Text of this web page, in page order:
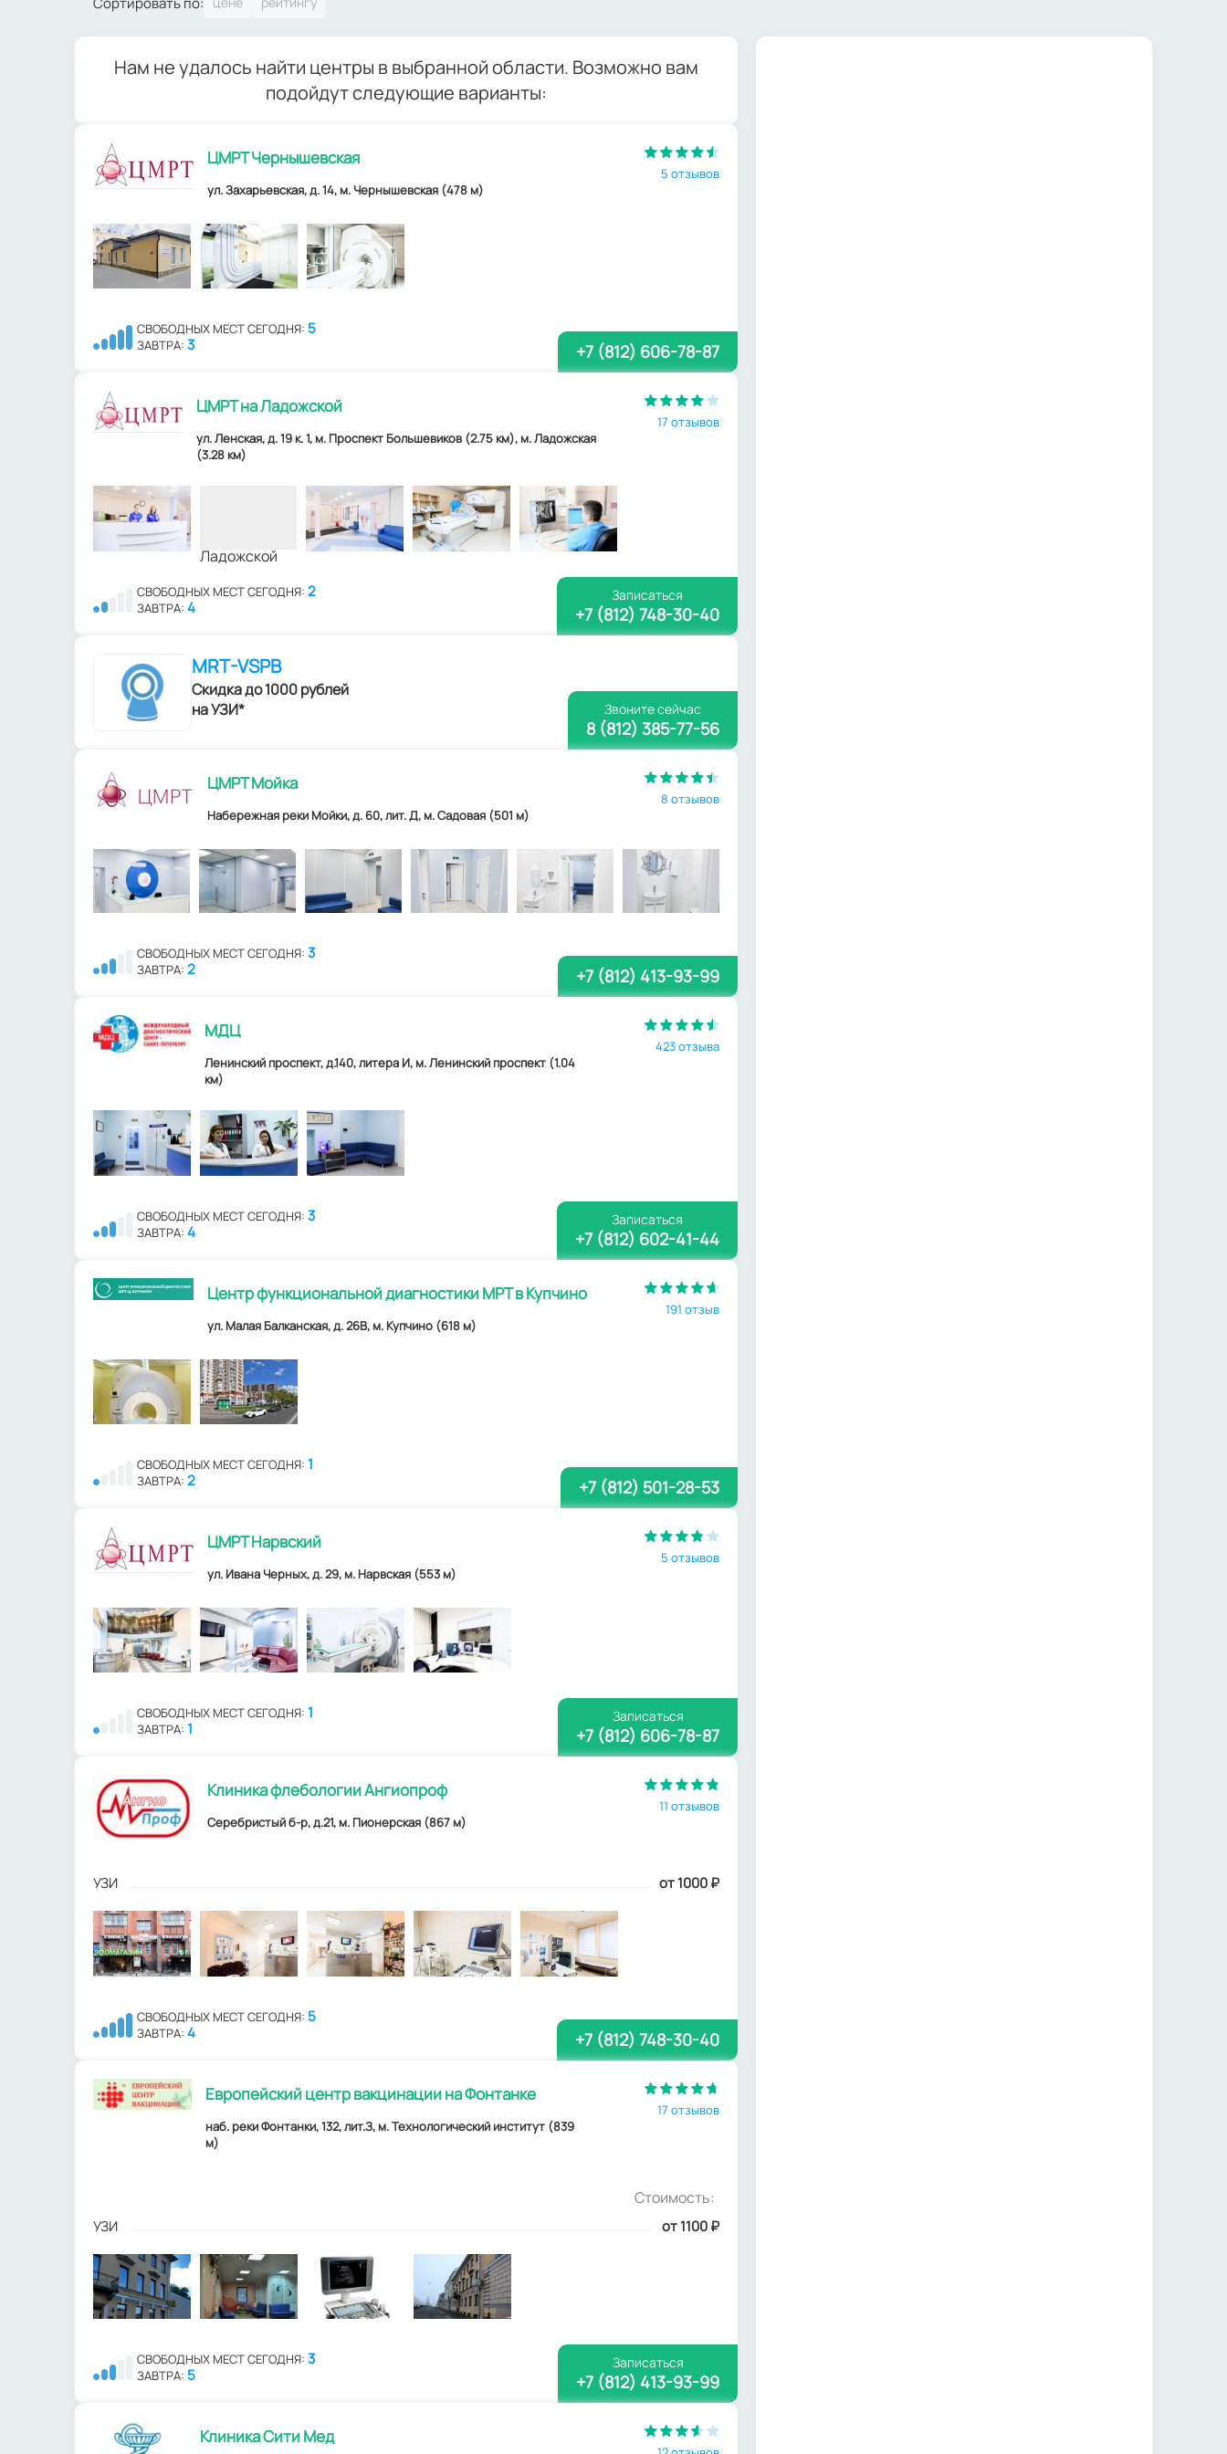
Нам не удалось найти центры в выбранной области. Возможно вам
подойдут следующие варианты:
ЦМРТ Чернышевская
ул. Захарьевская, д. 14, м. Чернышевская (478 м)
5 отзывов
СВОБОДНЫХ МЕСТ СЕГОДНЯ: 5
ЗАВТРА: 3 +7 (812) 606-78-87
ЦМРТ на Ладожской
ул. Ленская, д. 19 к. 1, м. Проспект Большевиков (2.75 км), м. Ладожская
(3.28 км)
17 отзывов
СВОБОДНЫХ МЕСТ СЕГОДНЯ: 2
ЗАВТРА: 4
Записаться
+7 (812) 748-30-40
MRT-VSPB
Скидка до 1000 рублей
на УЗИ*
Звоните сейчас
8 (812) 385-77-56
ЦМРТ Мойка
Набережная реки Мойки, д. 60, лит. Д, м. Садовая (501 м)
8 отзывов
СВОБОДНЫХ МЕСТ СЕГОДНЯ: 3
ЗАВТРА: 2 +7 (812) 413-93-99
МДЦ
Ленинский проспект, д.140, литера И, м. Ленинский проспект (1.04
км)
423 отзыва
СВОБОДНЫХ МЕСТ СЕГОДНЯ: 3
ЗАВТРА: 4
Записаться
+7 (812) 602-41-44
Центр функциональной диагностики МРТ в Купчино
ул. Малая Балканская, д. 26В, м. Купчино (618 м)
191 отзыв
СВОБОДНЫХ МЕСТ СЕГОДНЯ: 1
ЗАВТРА: 2 +7 (812) 501-28-53
ЦМРТ Нарвский
ул. Ивана Черных, д. 29, м. Нарвская (553 м)
5 отзывов
СВОБОДНЫХ МЕСТ СЕГОДНЯ: 1
ЗАВТРА: 1
Записаться
+7 (812) 606-78-87
Клиника флебологии Ангиопроф
Серебристый б-р, д.21, м. Пионерская (867 м)
11 отзывов
УЗИ от 1000₽
СВОБОДНЫХ МЕСТ СЕГОДНЯ: 5
ЗАВТРА: 4 +7 (812) 748-30-40
Европейский центр вакцинации на Фонтанке
наб. реки Фонтанки, 132, лит.З, м. Технологический институт (839
м)
17 отзывов
Стоимость:
УЗИ от 1100₽
СВОБОДНЫХ МЕСТ СЕГОДНЯ: 3
ЗАВТРА: 5
Записаться
+7 (812) 413-93-99
Клиника Сити Мед